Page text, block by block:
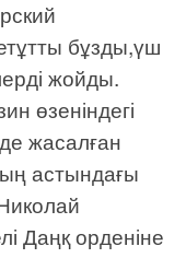
бұзды,үш
жойды.
өзеніндегі
жасалған
астындағы
Даңқ орденіне